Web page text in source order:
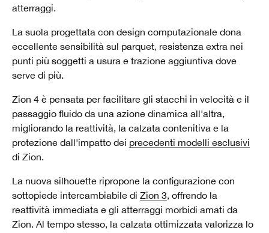
atterraggi.
La suola progettata con design computazionale dona
eccellente sensibilità sul parquet, resistenza extra nei
punti più soggetti a usura e trazione aggiuntiva dove
serve di più.
Zion 4 è pensata per facilitare gli stacchi in velocità e il
passaggio fluido da una azione dinamica all'altra,
migliorando la reattività, la calzata contenitiva e la
protezione dall'impatto dei precedenti modelli esclusivi
di Zion.
La nuova silhouette ripropone la configurazione con
sottopiede intercambiabile di Zion 3, offrendo la
reattività immediata e gli atterraggi morbidi amati da
Zion. Al tempo stesso, la calzata ottimizzata valorizza lo